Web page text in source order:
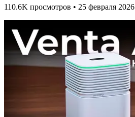
110.6K просмотров • 25 февраля 2026